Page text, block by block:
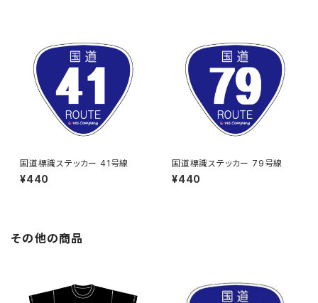
国道標識ステッカー 41号線
¥440
国道標識ステッカー 79号線
¥440
その他の商品